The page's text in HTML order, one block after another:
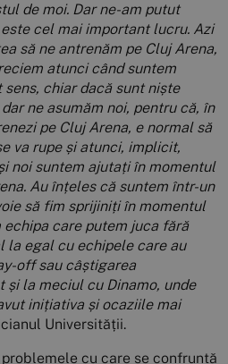
de moi. Dar ne-am putut
cel mai important lucru. Azi
să ne antrenăm pe Cluj Arena,
atunci când suntem
chiar dacă sunt niște
ne asumăm noi, pentru că, în
pe Cluj Arena, e normal să
va rupe și atunci, implicit,
noi suntem ajutați în momentul
Au înțeles că suntem într-un
să fim sprijiniți în momentul
echipa care putem juca fără
la egal cu echipele care au
off sau câștigarea
și la meciul cu Dinamo, unde
inițiativa și ocaziile mai
Universității.
cu care se confruntă